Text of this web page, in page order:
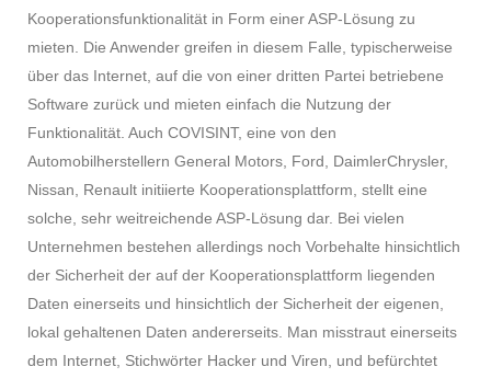
Kooperationsfunktionalität in Form einer ASP-Lösung zu
mieten. Die Anwender greifen in diesem Falle, typischerweise
über das Internet, auf die von einer dritten Partei betriebene
Software zurück und mieten einfach die Nutzung der
Funktionalität. Auch COVISINT, eine von den
Automobilherstellern General Motors, Ford, DaimlerChrysler,
Nissan, Renault initiierte Kooperationsplattform, stellt eine
solche, sehr weitreichende ASP-Lösung dar. Bei vielen
Unternehmen bestehen allerdings noch Vorbehalte hinsichtlich
der Sicherheit der auf der Kooperationsplattform liegenden
Daten einerseits und hinsichtlich der Sicherheit der eigenen,
lokal gehaltenen Daten andererseits. Man misstraut einerseits
dem Internet, Stichwörter Hacker und Viren, und befürchtet